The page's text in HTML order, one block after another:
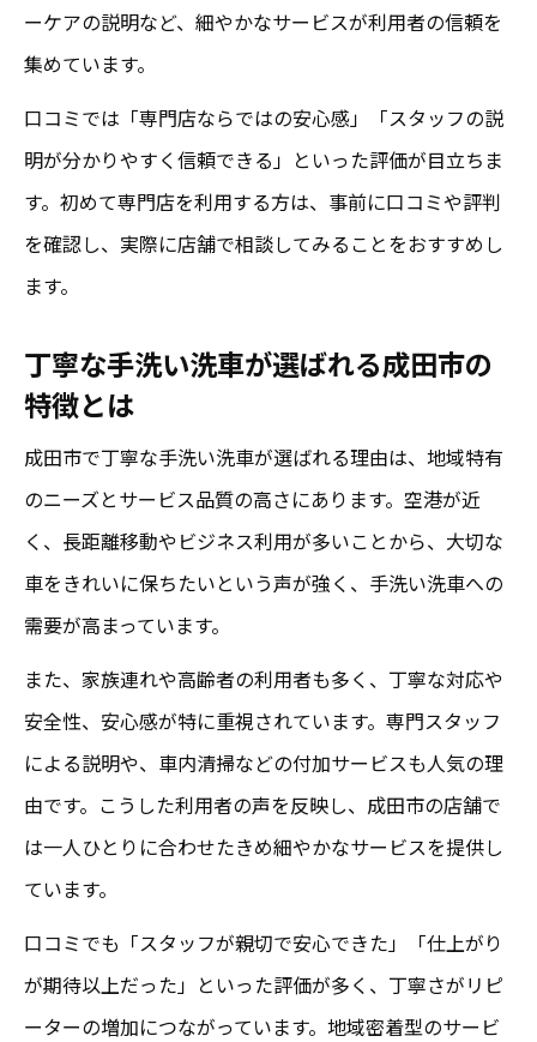
ーケアの説明など、細やかなサービスが利用者の信頼を
集めています。
口コミでは「専門店ならではの安心感」「スタッフの説
明が分かりやすく信頼できる」といった評価が目立ちま
す。初めて専門店を利用する方は、事前に口コミや評判
を確認し、実際に店舗で相談してみることをおすすめし
ます。
丁寧な手洗い洗車が選ばれる成田市の
特徴とは
成田市で丁寧な手洗い洗車が選ばれる理由は、地域特有
のニーズとサービス品質の高さにあります。空港が近
く、長距離移動やビジネス利用が多いことから、大切な
車をきれいに保ちたいという声が強く、手洗い洗車への
需要が高まっています。
また、家族連れや高齢者の利用者も多く、丁寧な対応や
安全性、安心感が特に重視されています。専門スタッフ
による説明や、車内清掃などの付加サービスも人気の理
由です。こうした利用者の声を反映し、成田市の店舗で
は一人ひとりに合わせたきめ細やかなサービスを提供し
ています。
口コミでも「スタッフが親切で安心できた」「仕上がり
が期待以上だった」といった評価が多く、丁寧さがリピ
ーターの増加につながっています。地域密着型のサービ